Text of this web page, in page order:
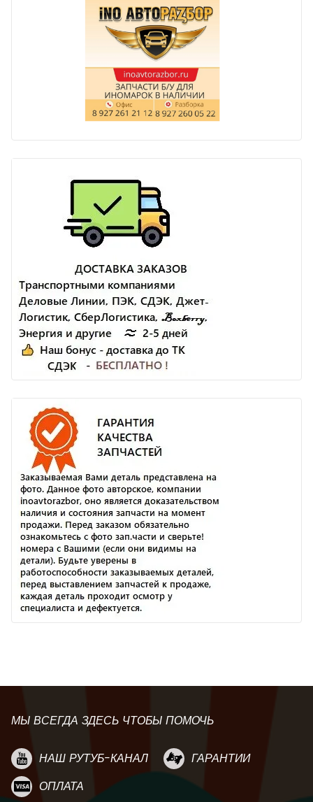
МЫ ВСЕГДА ЗДЕСЬ ЧТОБЫ ПОМОЧЬ
НАШ РУТУБ-КАНАЛ
ГАРАНТИИ
ОПЛАТА